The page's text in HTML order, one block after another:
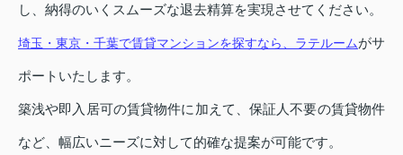
し、納得のいくスムーズな退去精算を実現させてください。
埼玉・東京・千葉で賃貸マンションを探すなら、ラテルームがサ
ポートいたします。
築浅や即入居可の賃貸物件に加えて、保証人不要の賃貸物件
など、幅広いニーズに対して的確な提案が可能です。